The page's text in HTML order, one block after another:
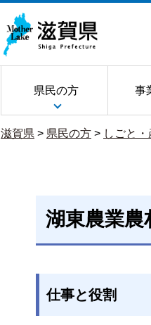
県民の方 事
滋賀県 > 県民の方 > しごと
湖東農業農
仕事と役割